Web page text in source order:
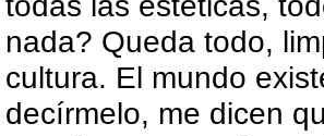
nada? Queda todo,
cultura. El mundo
decírmelo, me dicen